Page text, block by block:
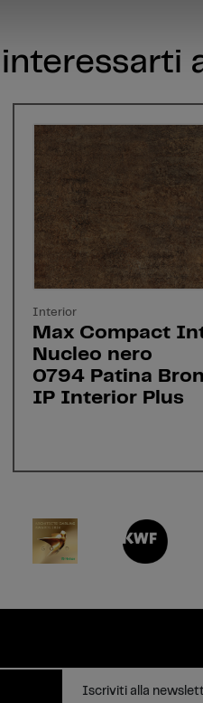
Interior
Max Compact
Nucleo nero
0794 Patina
IP Interior Plus
Iscriviti alla